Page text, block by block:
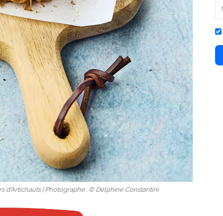
d’Artichauts | Photographe : © Delphine Constantini